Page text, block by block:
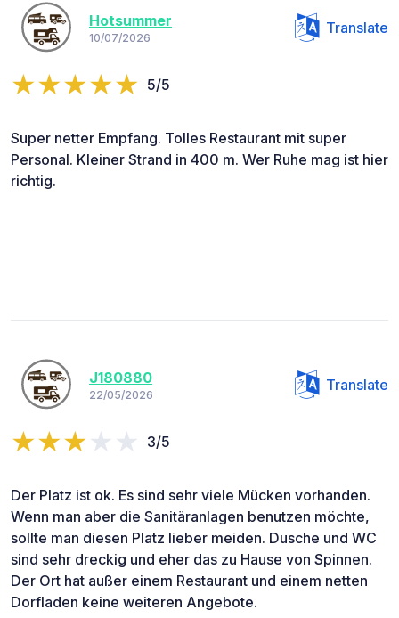
Hotsummer
10/07/2026
Translate
5/5
Super netter Empfang. Tolles Restaurant mit super
Personal. Kleiner Strand in 400 m. Wer Ruhe mag ist hier
richtig.
J180880
22/05/2026
Translate
3/5
Der Platz ist ok. Es sind sehr viele Mücken vorhanden.
Wenn man aber die Sanitäranlagen benutzen möchte,
sollte man diesen Platz lieber meiden. Dusche und WC
sind sehr dreckig und eher das zu Hause von Spinnen.
Der Ort hat außer einem Restaurant und einem netten
Dorfladen keine weiteren Angebote.